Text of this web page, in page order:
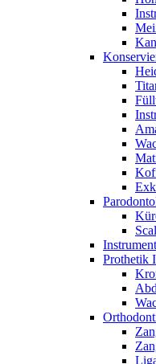
Prothetik